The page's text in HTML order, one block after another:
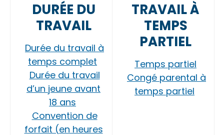
DURÉE DU
TRAVAIL
Durée du travail à
temps complet
Durée du travail
d’un jeune avant
18 ans
Convention de
forfait (en heures
TRAVAIL À
TEMPS
PARTIEL
Temps partiel
Congé parental à
temps partiel